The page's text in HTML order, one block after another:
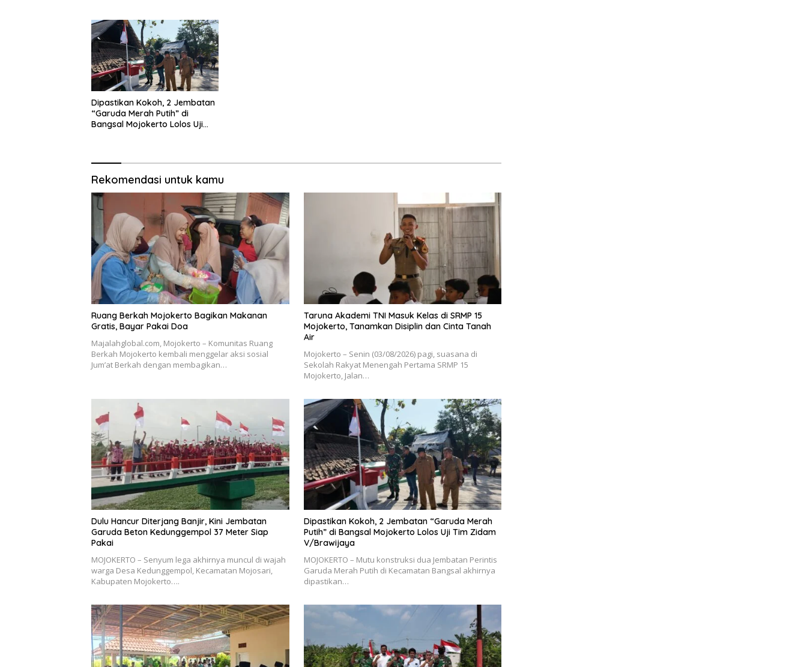
Dipastikan Kokoh, 2 Jembatan
“Garuda Merah Putih” di
Bangsal Mojokerto Lolos Uji
Rekomendasi untuk kamu
Ruang Berkah Mojokerto Bagikan Makanan
Gratis, Bayar Pakai Doa
Majalahglobal.com, Mojokerto – Komunitas Ruang
Berkah Mojokerto kembali menggelar aksi sosial
Jum’at Berkah dengan membagikan…
Taruna Akademi TNI Masuk Kelas di SRMP 15
Mojokerto, Tanamkan Disiplin dan Cinta Tanah
Air
Mojokerto – Senin (03/08/2026) pagi, suasana di
Sekolah Rakyat Menengah Pertama SRMP 15
Mojokerto, Jalan…
Dulu Hancur Diterjang Banjir, Kini Jembatan
Garuda Beton Kedunggempol 37 Meter Siap
Pakai
MOJOKERTO – Senyum lega akhirnya muncul di wajah
warga Desa Kedunggempol, Kecamatan Mojosari,
Kabupaten Mojokerto….
Dipastikan Kokoh, 2 Jembatan “Garuda Merah
Putih” di Bangsal Mojokerto Lolos Uji Tim Zidam
V/Brawijaya
MOJOKERTO – Mutu konstruksi dua Jembatan Perintis
Garuda Merah Putih di Kecamatan Bangsal akhirnya
dipastikan…